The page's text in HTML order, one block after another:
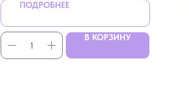
ПОДРОБНЕЕ
В КОРЗИНУ